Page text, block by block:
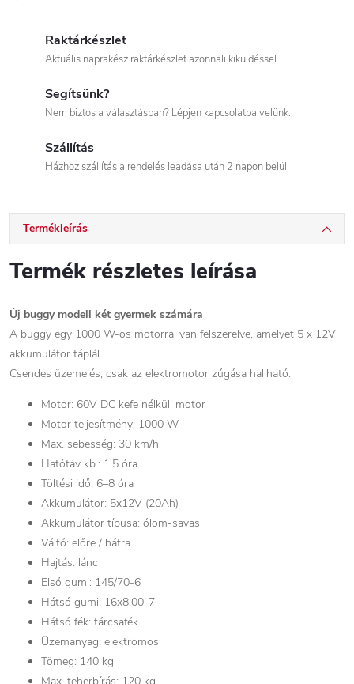
Raktárkészlet
Aktuális naprakész raktárkészlet azonnali kiküldéssel.
Segítsünk?
Nem biztos a választásban? Lépjen kapcsolatba velünk.
Szállítás
Házhoz szállítás a rendelés leadása után 2 napon belül.
Termékleírás
Termék részletes leírása
Új buggy modell két gyermek számára
A buggy egy 1000 W-os motorral van felszerelve, amelyet 5 x 12V
akkumulátor táplál.
Csendes üzemelés, csak az elektromotor zúgása hallható.
Motor: 60V DC kefe nélküli motor
Motor teljesítmény: 1000 W
Max. sebesség: 30 km/h
Hatótáv kb.: 1,5 óra
Töltési idő: 6–8 óra
Akkumulátor: 5x12V (20Ah)
Akkumulátor típusa: ólom-savas
Váltó: előre / hátra
Hajtás: lánc
Első gumi: 145/70-6
Hátsó gumi: 16x8.00-7
Hátsó fék: tárcsafék
Üzemanyag: elektromos
Tömeg: 140 kg